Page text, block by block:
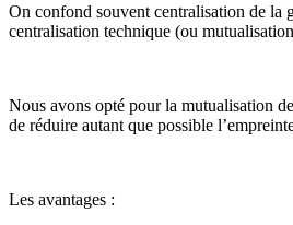
On confond souvent centralisation de la
centralisation technique (ou
Nous avons opté pour la mutualisation
de réduire autant que possible
Les avantages :